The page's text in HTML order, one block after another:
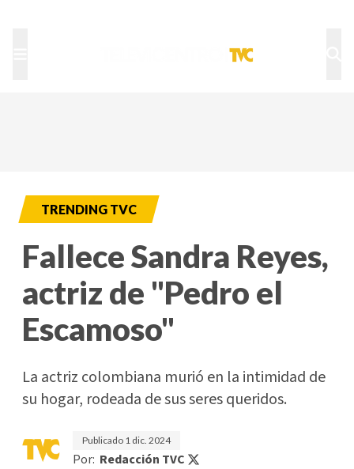
TRENDING TVC
Fallece Sandra Reyes,
actriz de "Pedro el
Escamoso"
La actriz colombiana murió en la intimidad de
su hogar, rodeada de sus seres queridos.
Publicado 1 dic. 2024
Por: Redacción TVC